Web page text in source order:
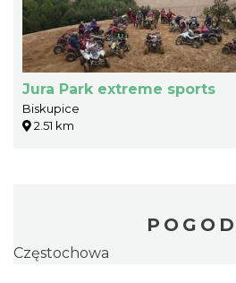
Jura Park extreme sports
Biskupice
2.51 km
Częstochowa